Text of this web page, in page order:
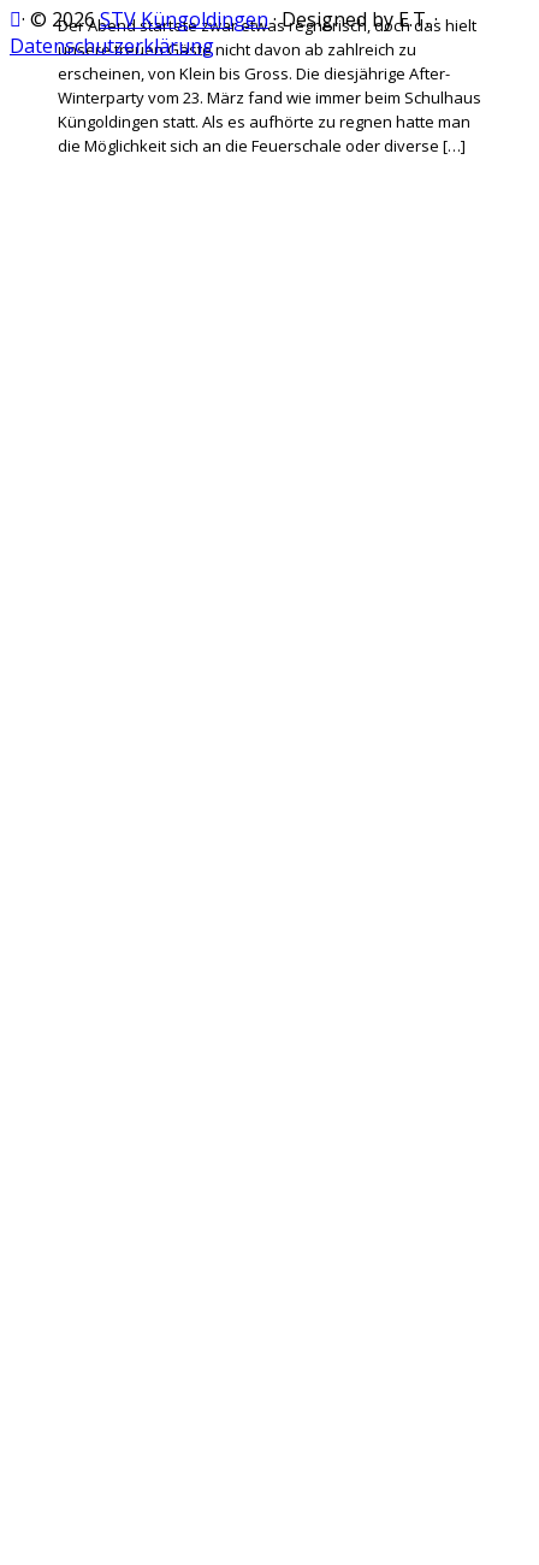
Der Abend startete zwar etwas regnerisch, doch das hielt
unsere treuen Gäste nicht davon ab zahlreich zu
erscheinen, von Klein bis Gross. Die diesjährige After-
Winterparty vom 23. März fand wie immer beim Schulhaus
Küngoldingen statt. Als es aufhörte zu regnen hatte man
die Möglichkeit sich an die Feuerschale oder diverse […]
· © 2026STV Küngoldingen· Designed by E.T. ·
Datenschutzerklärung